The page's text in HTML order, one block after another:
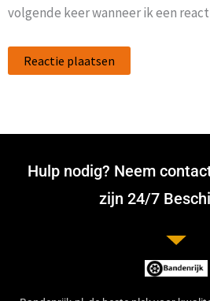
volgende keer wanneer ik een
Hulp nodig? Neem
zijn 24/7